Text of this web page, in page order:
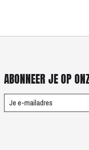
ABONNEER JE OP